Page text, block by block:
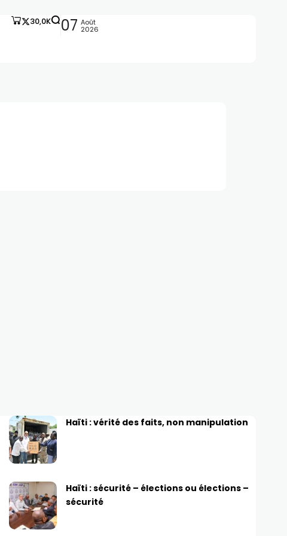
30,0K 07 Août
2026
Haïti : vérité des faits, non manipulation
Haïti : sécurité – élections ou élections –
sécurité